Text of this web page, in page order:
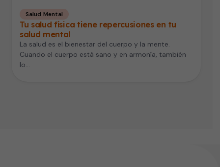
Salud Mental
Tu salud física tiene repercusiones en tu
salud mental
La salud es el bienestar del cuerpo y la mente.
Cuando el cuerpo está sano y en armonía, también
lo…